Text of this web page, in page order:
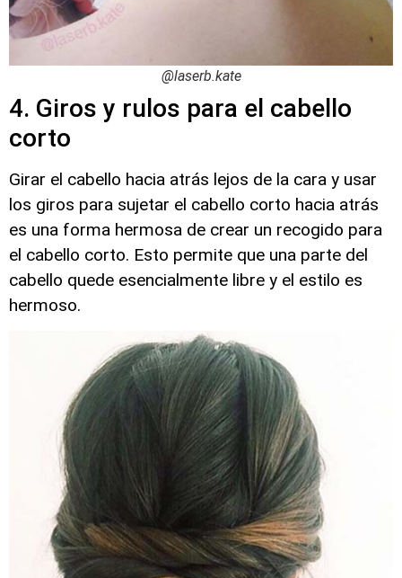
@laserb.kate
4. Giros y rulos para el cabello
corto
Girar el cabello hacia atrás lejos de la cara y usar
los giros para sujetar el cabello corto hacia atrás
es una forma hermosa de crear un recogido para
el cabello corto. Esto permite que una parte del
cabello quede esencialmente libre y el estilo es
hermoso.